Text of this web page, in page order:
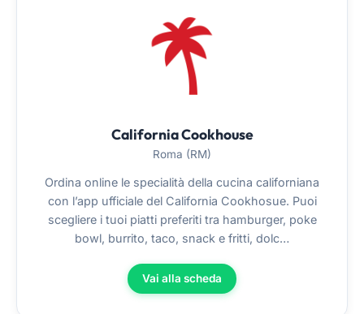
California Cookhouse
Roma (RM)
Ordina online le specialità della cucina californiana
con l’app ufficiale del California Cookhosue. Puoi
scegliere i tuoi piatti preferiti tra hamburger, poke
bowl, burrito, taco, snack e fritti, dolc…
Vai alla scheda